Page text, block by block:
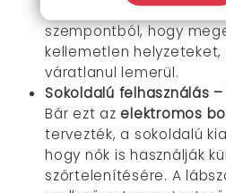
szükség töltésre. Ez a
szempontból, hogy
kellemetlen
váratlanul lemerül.
Sokoldalú felhasználás
Bár ezt az elektromos
tervezték, a sokoldalú
hogy nők is használják
szőrtelenítésére. A